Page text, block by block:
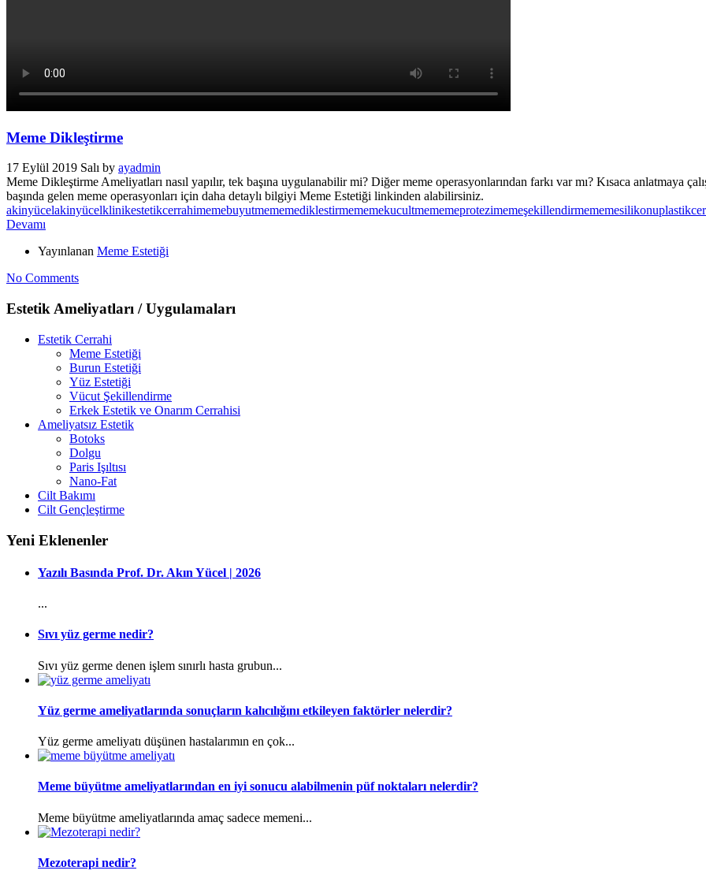
Meme Dikleştirme
17 Eylül 2019 Salı by ayadmin
Meme Dikleştirme Ameliyatları nasıl yapılır, tek başına uygulanabilir mi? Diğer meme operasyonlarından farkı var mı? Kısaca anlatmaya
başında gelen meme operasyonları için daha detaylı bilgiyi Meme Estetiği linkinden alabilirsiniz.
akinyücelakinyücelklinikestetikcerrahimemebuyutmememediklestirmememekucultmememeprotezimemeşekillendirmememesilikonu
Devamı
Yayınlanan Meme Estetiği
No Comments
Estetik Ameliyatları / Uygulamaları
Estetik Cerrahi
Meme Estetiği
Burun Estetiği
Yüz Estetiği
Vücut Şekillendirme
Erkek Estetik ve Onarım Cerrahisi
Ameliyatsız Estetik
Botoks
Dolgu
Paris Işıltısı
Nano-Fat
Cilt Bakımı
Cilt Gençleştirme
Yeni Eklenenler
Yazılı Basında Prof. Dr. Akın Yücel | 2026
...
Sıvı yüz germe nedir?
Sıvı yüz germe denen işlem sınırlı hasta grubun...
Yüz germe ameliyatlarında sonuçların kalıcılığını etkileyen faktörler nelerdir?
Yüz germe ameliyatı düşünen hastalarımın en çok...
Meme büyütme ameliyatlarından en iyi sonucu alabilmenin püf noktaları nelerdir?
Meme büyütme ameliyatlarında amaç sadece memeni...
Mezoterapi nedir?